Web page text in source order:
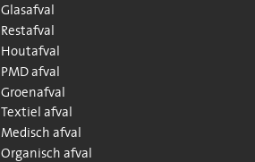
Glasafval
Restafval
Houtafval
PMD afval
Groenafval
Textiel afval
Medisch afval
Organisch afval